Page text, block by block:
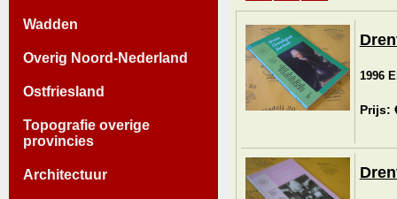
Wadden
Overig Noord-Nederland
Ostfriesland
Topografie overige
provincies
Architectuur
1996
Prijs: